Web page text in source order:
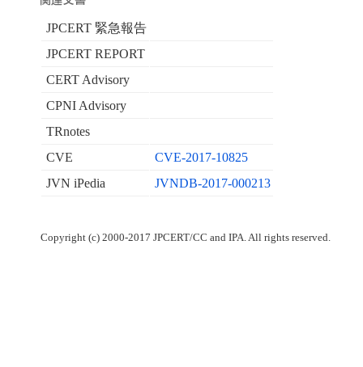
JPCERT 緊急報告
JPCERT REPORT
CERT Advisory
CPNI Advisory
TRnotes
CVE
CVE-2017-10825
JVN iPedia
JVNDB-2017-000213
Copyright (c) 2000-2017 JPCERT/CC and IPA. All rights reserved.